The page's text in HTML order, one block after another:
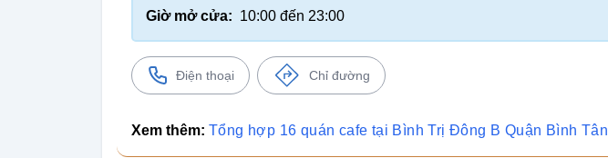
Giờ mở cửa: 10:00 đến 23:00
Điện thoại Chỉ đường
Xem thêm: Tổng hợp 16 quán cafe tại Bình Trị Đông B Quận Bình Tân